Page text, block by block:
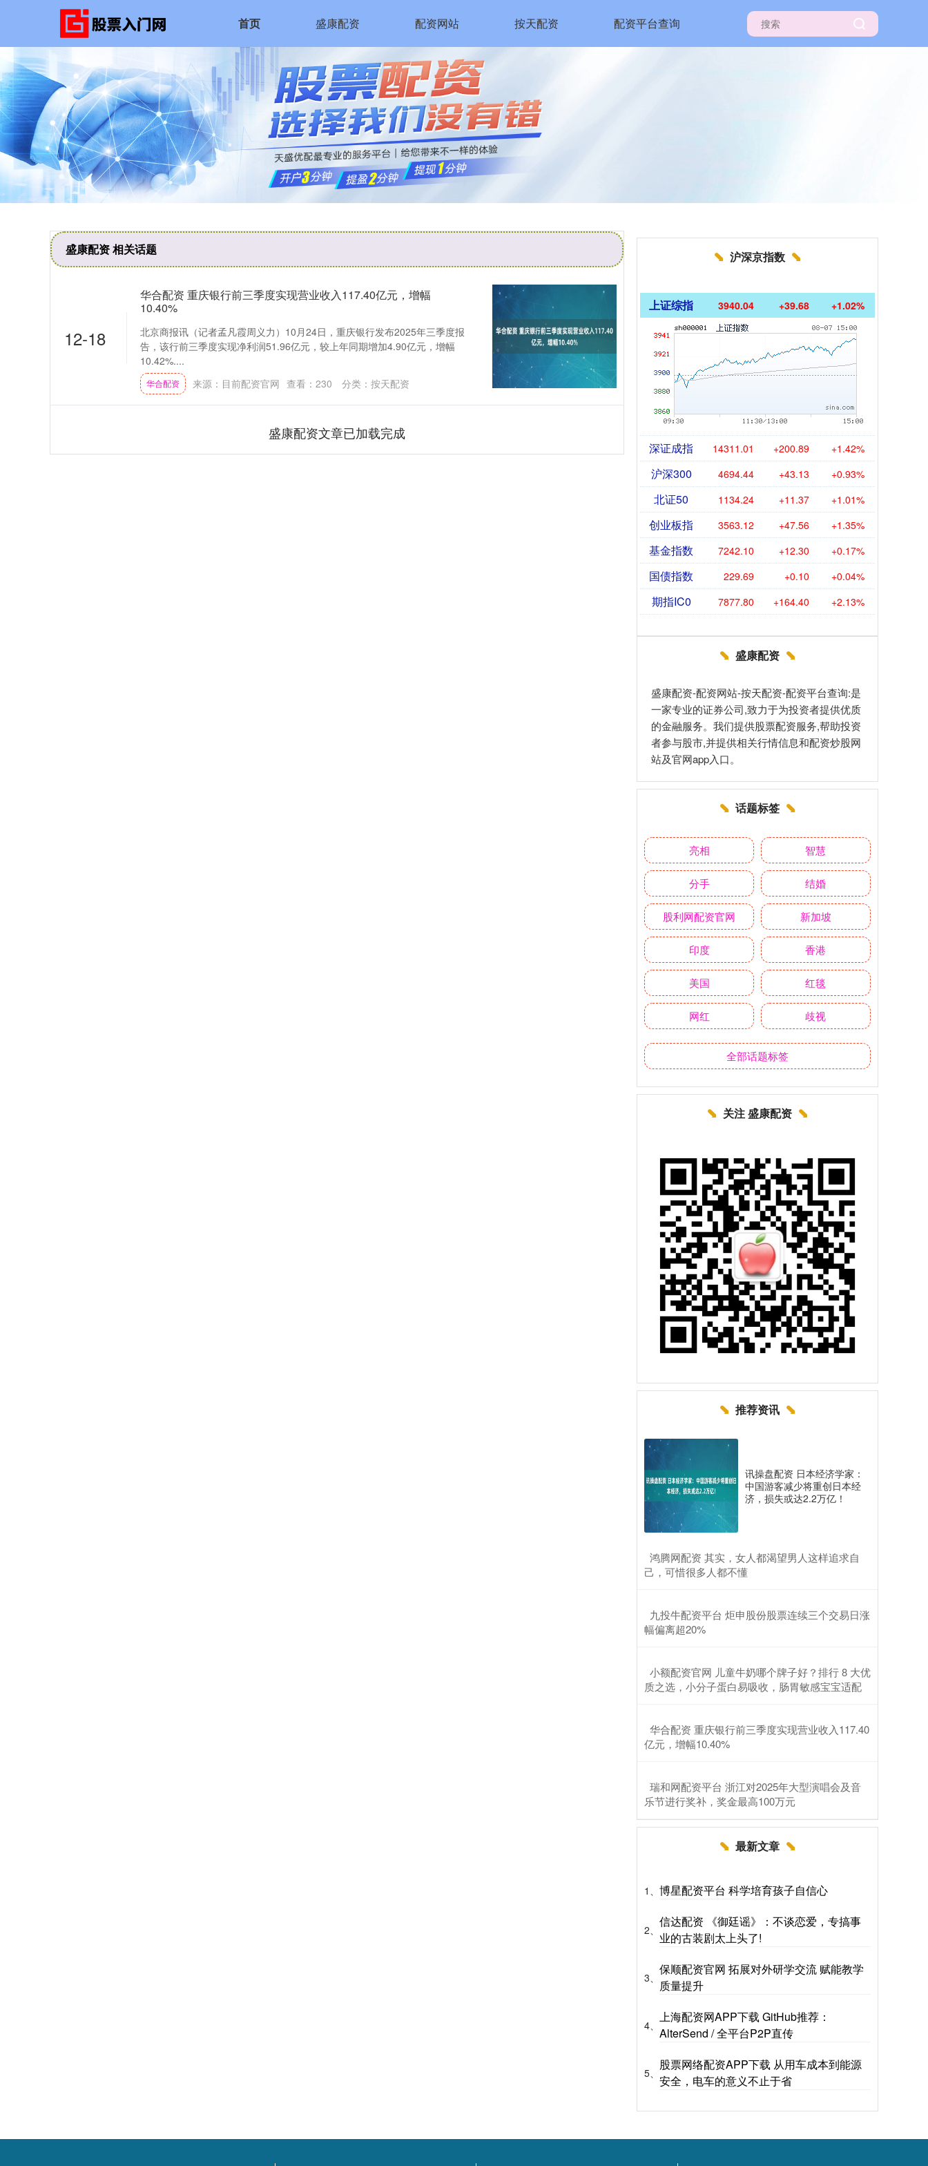
首页 盛康配资 配资网站 按天配资 配资平台查询
盛康配资 相关话题
12-18
华合配资 重庆银行前三季度实现营业收入117.40亿元，增幅
10.40%
北京商报讯（记者孟凡霞周义力）10月24日，重庆银行发布2025年三季度报
告，该行前三季度实现净利润51.96亿元，较上年同期增加4.90亿元，增幅
10.42%....
华合配资 来源：目前配资官网 查看： 230 分类： 按天配资
盛康配资文章已加载完成
沪深京指数
上证综指 3940.04 +39.68 +1.02%
深证成指 14311.01 +200.89 +1.42%
沪深300 4694.44 +43.13 +0.93%
北证50 1134.24 +11.37 +1.01%
创业板指 3563.12 +47.56 +1.35%
基金指数 7242.10 +12.30 +0.17%
国债指数 229.69 +0.10 +0.04%
期指IC0 7877.80 +164.40 +2.13%
盛康配资
盛康配资-配资网站-按天配资-配资平台查询:是
一家专业的证券公司,致力于为投资者提供优质
的金融服务。我们提供股票配资服务,帮助投资
者参与股市,并提供相关行情信息和配资炒股网
站及官网app入口。
话题标签
亮相 智慧
分手 结婚
股利网配资官网 新加坡
印度 香港
美国 红毯
网红 歧视
全部话题标签
关注 盛康配资
推荐资讯
讯操盘配资 日本经济学家：
中国游客减少将重创日本经
济，损失或达2.2万亿！
​鸿腾网配资 其实，女人都渴望男人这样追求自
己，可惜很多人都不懂
​九投牛配资平台 炬申股份股票连续三个交易日涨
幅偏离超20%
​小额配资官网 儿童牛奶哪个牌子好？排行 8 大优
质之选，小分子蛋白易吸收，肠胃敏感宝宝适配
​华合配资 重庆银行前三季度实现营业收入117.40
亿元，增幅10.40%
​瑞和网配资平台 浙江对2025年大型演唱会及音
乐节进行奖补，奖金最高100万元
最新文章
1、 博星配资平台 科学培育孩子自信心
2、
信达配资 《御廷谣》：不谈恋爱，专搞事
业的古装剧太上头了!
3、
保顺配资官网 拓展对外研学交流 赋能教学
质量提升
4、
上海配资网APP下载 GitHub推荐：
AlterSend / 全平台P2P直传
5、
股票网络配资APP下载 从用车成本到能源
安全，电车的意义不止于省